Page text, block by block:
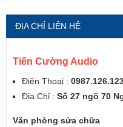
ĐỊA CHỈ LIÊN HỆ
Tiến Cường Audio
Điện Thoại :
Địa Chỉ : Số 27 ngõ 70
Văn phòng sửa chữa